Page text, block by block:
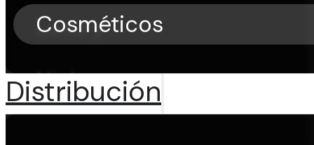
Luxury
Niche
Cosméticos
Distribución